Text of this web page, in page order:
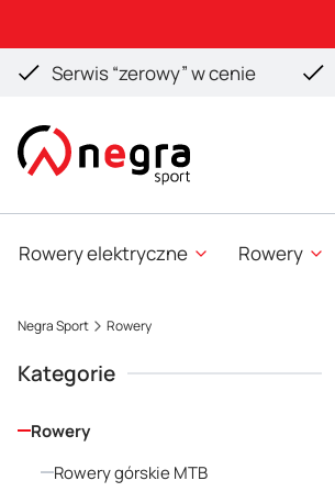
Serwis “zerowy” w cenie
Rowery elektryczne Rowery
Negra Sport Rowery
Kategorie
Rowery
Rowery górskie MTB